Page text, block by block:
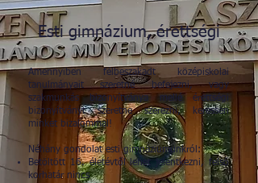
Esti gimnázium, érettségi
Amennyiben félbeszakadt középiskolai
tanulmányait szeretné befejezni, vagy
szakmunkás bizonyítványa mellé érettségi
bizonyítványt szeretne szerezni, keressen
minket bizalommal!
Néhány gondolat esti gimnáziumunkról:
Betöltött 16. életévtől lehet jelentkezni, felső
korhatár nincs